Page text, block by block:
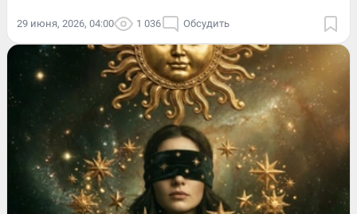
29 июня, 2026, 04:00 1 036 Обсудить